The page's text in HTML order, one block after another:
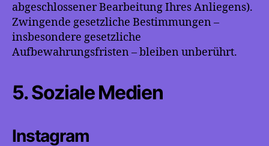
abgeschlossener Bearbeitung Ihres Anliegens).
Zwingende gesetzliche Bestimmungen –
insbesondere gesetzliche
Aufbewahrungsfristen – bleiben unberührt.
5. Soziale Medien
Instagram